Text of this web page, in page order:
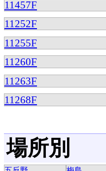
11457F
11252F
11255F
11260F
11263F
11268F
場所別